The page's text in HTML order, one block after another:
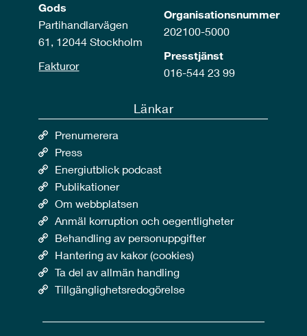
Gods
Partihandlarvägen
61, 12044 Stockholm
Fakturor
Organisationsnummer
202100-5000
Presstjänst
016-544 23 99
Länkar
Prenumerera
Press
Energiutblick podcast
Publikationer
Om webbplatsen
Anmäl korruption och oegentligheter
Behandling av personuppgifter
Hantering av kakor (cookies)
Ta del av allmän handling
Tillgänglighetsredogörelse